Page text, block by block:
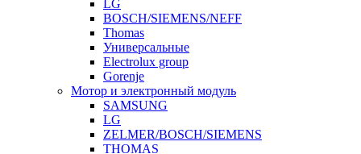
LG
BOSCH/SIEMENS/NEFF
Thomas
Универсальные
Electrolux group
Gorenje
Мотор и электронный модуль
SAMSUNG
LG
ZELMER/BOSCH/SIEMENS
THOMAS